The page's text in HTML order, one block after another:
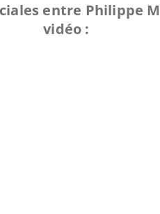
entre Philippe
vidéo :